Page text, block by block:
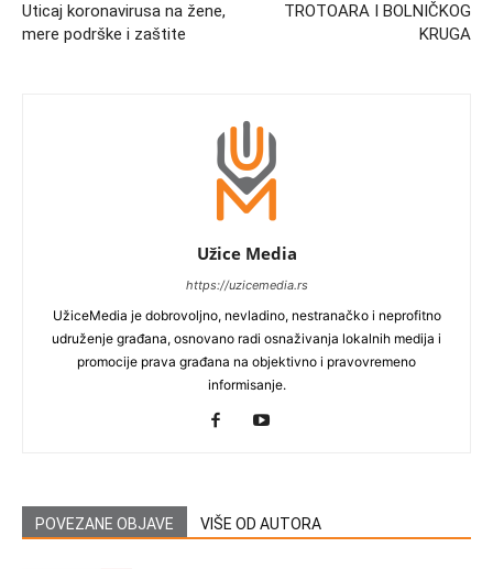
Uticaj koronavirusa na žene,
mere podrške i zaštite
TROTOARA I BOLNIČKOG
KRUGA
Užice Media
https://uzicemedia.rs
UžiceMedia je dobrovoljno, nevladino, nestranačko i neprofitno
udruženje građana, osnovano radi osnaživanja lokalnih medija i
promocije prava građana na objektivno i pravovremeno
informisanje.
POVEZANE OBJAVE VIŠE OD AUTORA